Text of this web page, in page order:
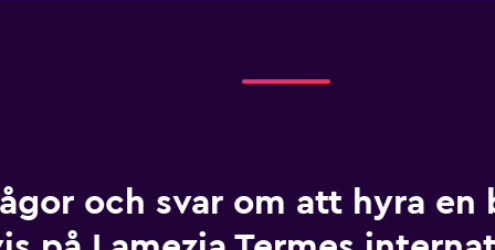
och svar om att hyra en